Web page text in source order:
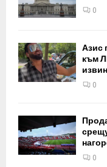
0
Азис
към
0
0